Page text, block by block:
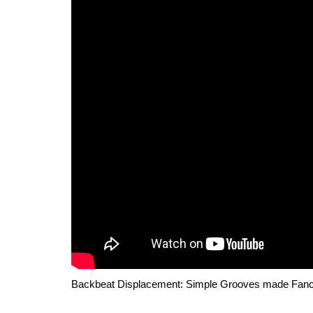
Backbeat Displacement: Simple Grooves made